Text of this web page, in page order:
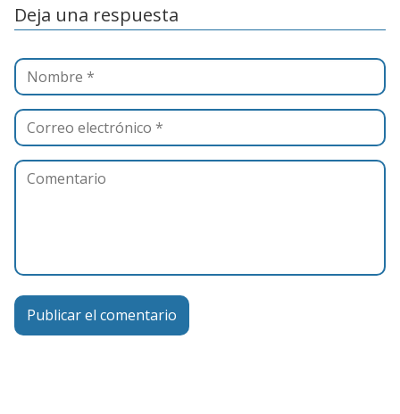
Deja una respuesta